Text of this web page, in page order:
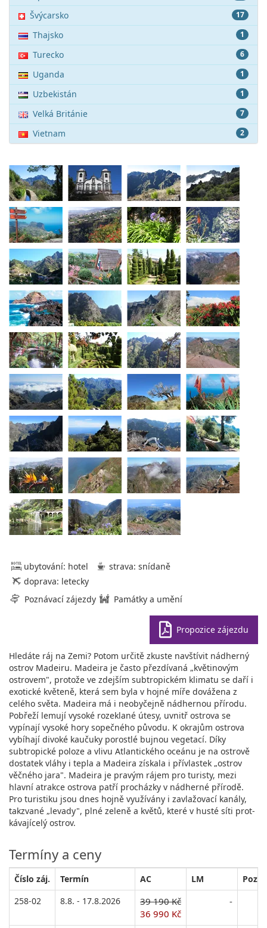
17
Švýcarsko
1
Thajsko
6
Turecko
1
Uganda
1
Uzbekistán
7
Velká Británie
2
Vietnam
ubytování: hotel
strava: snídaně
doprava: letecky
Poznávací zájezdy
Památky a umění
Propozice zájezdu
Hledáte ráj na Zemi? Potom určitě zkuste navštívit nádherný
ostrov Madeiru. Madeira je často přezdívaná „květinovým
ostrovem", protože ve zdejším subtropickém klimatu se daří i
exotické květeně, která sem byla v hojné míře dovážena z
celého světa. Madeira má i neobyčejně nádhernou přírodu.
Pobřeží lemují vysoké rozeklané útesy, uvnitř ostrova se
vypínají vysoké hory sopečného původu. K okrajům ostrova
vybíhají divoké kaučuky porostlé bujnou vegetací. Díky
subtropické poloze a vlivu Atlantického oceánu je na ostrově
dostatek vláhy i tepla a Madeira získala i přívlastek „ostrov
věčného jara". Madeira je pravým rájem pro turisty, mezi
hlavní atrakce ostrova patří procházky v nádherné přírodě.
Pro turistiku jsou dnes hojně využívány i zavlažovací kanály,
takzvané „levady", plné zeleně a květů, které v husté síti prot-
kávajícelý ostrov.
Termíny a ceny
Číslo záj. Termín AC LM
258-02
8.8. - 17.8.2026
39 190 Kč
36 990 Kč
-